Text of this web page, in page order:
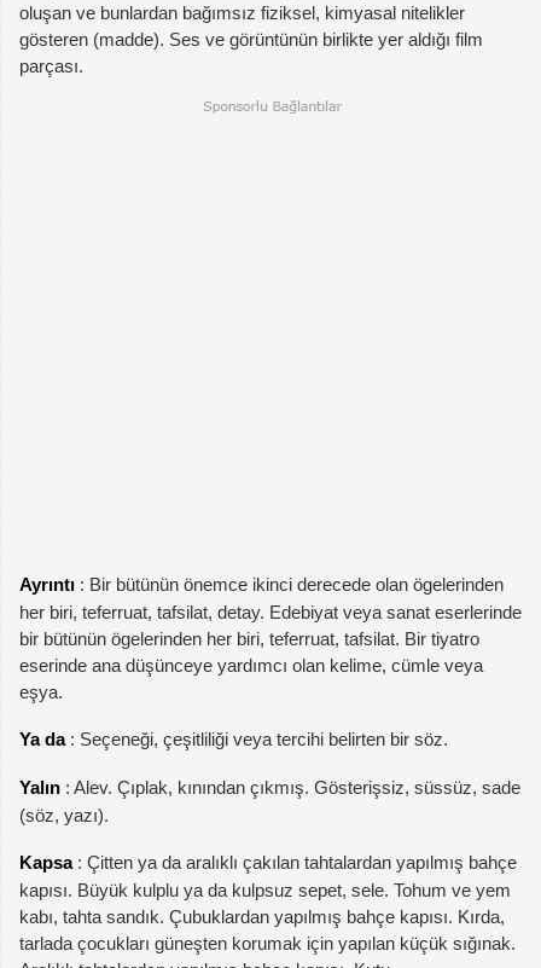
oluşan ve bunlardan bağımsız fiziksel, kimyasal nitelikler
gösteren (madde). Ses ve görüntünün birlikte yer aldığı film
parçası.
Ayrıntı : Bir bütünün önemce ikinci derecede olan ögelerinden
her biri, teferruat, tafsilat, detay. Edebiyat veya sanat eserlerinde
bir bütünün ögelerinden her biri, teferruat, tafsilat. Bir tiyatro
eserinde ana düşünceye yardımcı olan kelime, cümle veya
eşya.
Ya da: Seçeneği, çeşitliliği veya tercihi belirten bir söz.
Yalın : Alev. Çıplak, kınından çıkmış. Gösterişsiz, süssüz, sade
(söz, yazı).
Kapsa: Çitten ya da aralıklı çakılan tahtalardan yapılmış bahçe
kapısı. Büyük kulplu ya da kulpsuz sepet, sele. Tohum ve yem
kabı, tahta sandık. Çubuklardan yapılmış bahçe kapısı. Kırda,
tarlada çocukları güneşten korumak için yapılan küçük sığınak.